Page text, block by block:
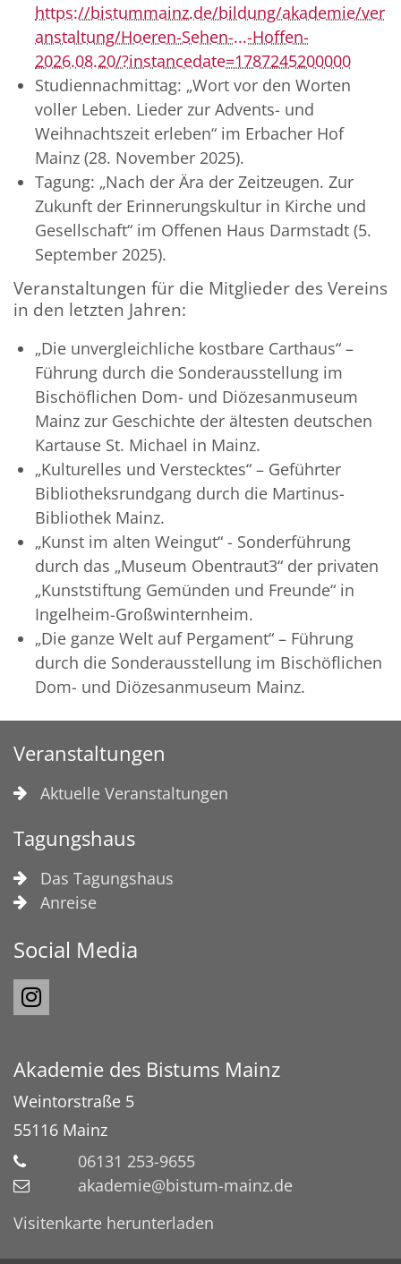
https://bistummainz.de/bildung/akademie/ver
anstaltung/Hoeren-Sehen-...-Hoffen-
2026.08.20/?instancedate=1787245200000
Studiennachmittag: „Wort vor den Worten
voller Leben. Lieder zur Advents- und
Weihnachtszeit erleben“ im Erbacher Hof
Mainz (28. November 2025).
Tagung: „Nach der Ära der Zeitzeugen. Zur
Zukunft der Erinnerungskultur in Kirche und
Gesellschaft“ im Offenen Haus Darmstadt (5.
September 2025).
Veranstaltungen für die Mitglieder des Vereins
in den letzten Jahren:
„Die unvergleichliche kostbare Carthaus“ –
Führung durch die Sonderausstellung im
Bischöflichen Dom- und Diözesanmuseum
Mainz zur Geschichte der ältesten deutschen
Kartause St. Michael in Mainz.
„Kulturelles und Verstecktes“ – Geführter
Bibliotheksrundgang durch die Martinus-
Bibliothek Mainz.
„Kunst im alten Weingut“ - Sonderführung
durch das „Museum Obentraut3“ der privaten
„Kunststiftung Gemünden und Freunde“ in
Ingelheim-Großwinternheim.
„Die ganze Welt auf Pergament“ – Führung
durch die Sonderausstellung im Bischöflichen
Dom- und Diözesanmuseum Mainz.
Veranstaltungen
Aktuelle Veranstaltungen
Tagungshaus
Das Tagungshaus
Anreise
Social Media
Akademie des Bistums Mainz
Weintorstraße 5
55116 Mainz
06131 253-9655
akademie@bistum-mainz.de
Visitenkarte herunterladen